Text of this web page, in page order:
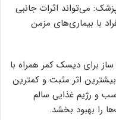
می‌تواند اثرات جانبی
با بیماری‌های مزمن
برای دیسک کمر همراه با
اثر مثبت و کمترین
و رژیم غذایی سالم
را بهبود بخشد.